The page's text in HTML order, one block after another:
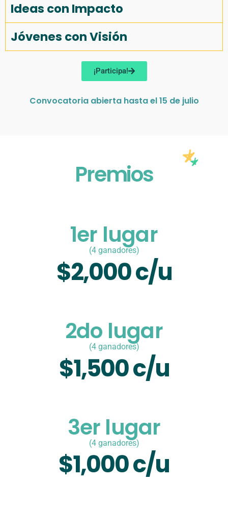
Ideas con Impacto
Jóvenes con Visión
¡Participa!
Convocatoria abierta hasta el 15 de julio
Premios
1er lugar
(4 ganadores)
$2,000 c/u
2do lugar
(4 ganadores)
$1,500 c/u
3er lugar
(4 ganadores)
$1,000 c/u